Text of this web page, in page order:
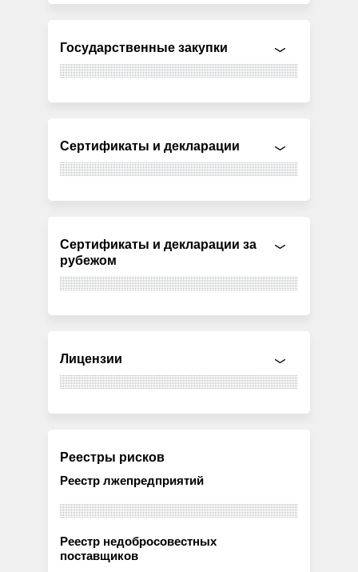
Государственные закупки
Сертификаты и декларации
Сертификаты и декларации за
рубежом
Лицензии
Реестры рисков
Реестр лжепредприятий
Реестр недобросовестных
поставщиков